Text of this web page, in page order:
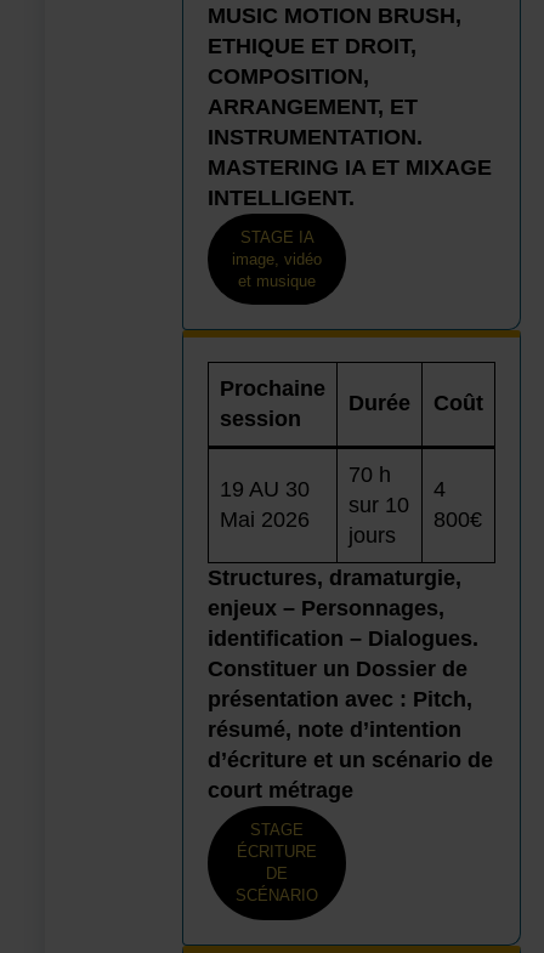
MUSIC MOTION BRUSH,
ETHIQUE ET DROIT,
COMPOSITION,
ARRANGEMENT, ET
INSTRUMENTATION.
MASTERING IA ET MIXAGE
INTELLIGENT.
STAGE IA
image, vidéo
et musique
Prochaine
session
Durée Coût
19 AU 30
Mai 2026
70 h
sur 10
jours
4
800€
Structures, dramaturgie,
enjeux – Personnages,
identification – Dialogues.
Constituer un Dossier de
présentation avec : Pitch,
résumé, note d’intention
d’écriture et un scénario de
court métrage
STAGE
ÉCRITURE
DE
SCÉNARIO